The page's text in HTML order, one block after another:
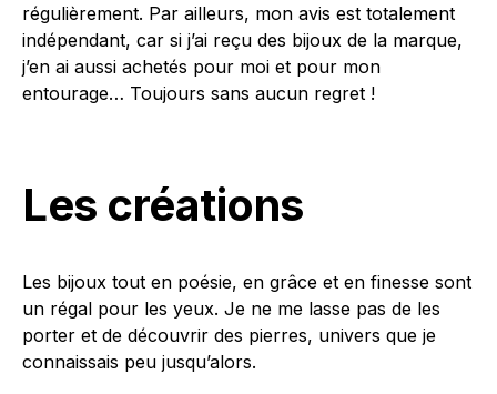
régulièrement. Par ailleurs, mon avis est totalement
indépendant, car si j’ai reçu des bijoux de la marque,
j’en ai aussi achetés pour moi et pour mon
entourage… Toujours sans aucun regret !
Les créations
Les bijoux tout en poésie, en grâce et en finesse sont
un régal pour les yeux. Je ne me lasse pas de les
porter et de découvrir des pierres, univers que je
connaissais peu jusqu’alors.